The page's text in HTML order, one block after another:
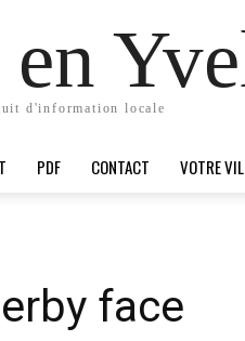
d'information locale
PDF CONTACT VOTRE
face